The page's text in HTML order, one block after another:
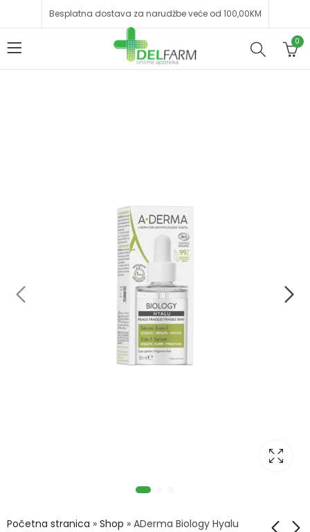
Besplatna dostava za narudžbe veće od 100,00KM
0
Početna stranica » Shop » ADerma Biology Hyalu